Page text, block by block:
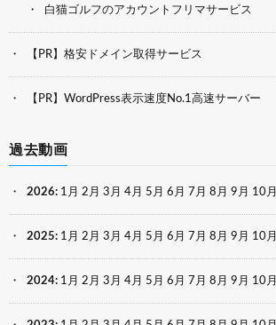
白猫ゴルフのアカウントフリマサービス
【PR】格安ドメイン取得サービス
【PR】WordPress表示速度No.1高速サーバー
過去動画
2026: 1月 2月 3月 4月 5月 6月 7月 8月 9月 10月
2025: 1月 2月 3月 4月 5月 6月 7月 8月 9月 10月
2024: 1月 2月 3月 4月 5月 6月 7月 8月 9月 10月